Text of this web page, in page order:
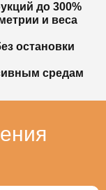
до 300%
и веса
остановки
средам